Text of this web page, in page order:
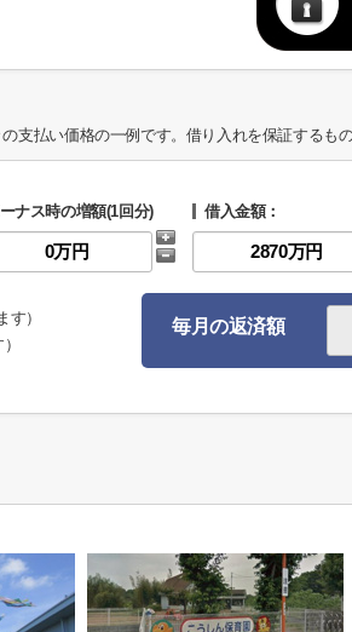
支払い価格の一例です。借り入れを保証するも
ナス時の増額(1回分) 借入金額：
す）
毎月の返済額